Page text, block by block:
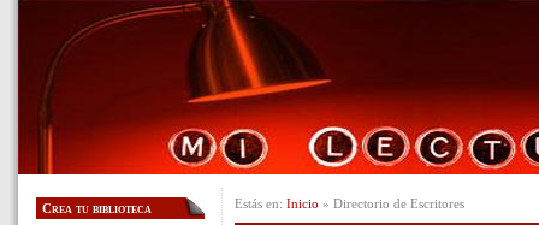
Estás en: Inicio » Directorio de Escritores
Crea tu biblioteca